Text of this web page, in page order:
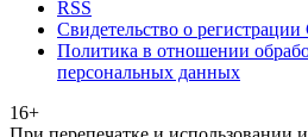
RSS
Свидетельство о
Политика в отношении
персональных данных
16+